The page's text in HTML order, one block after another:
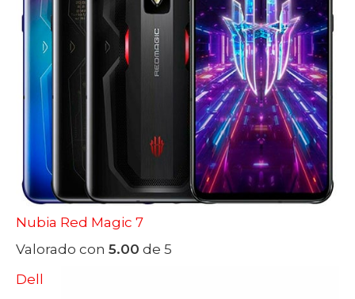
Nubia Red Magic 7
Valorado con 5.00 de 5
Dell